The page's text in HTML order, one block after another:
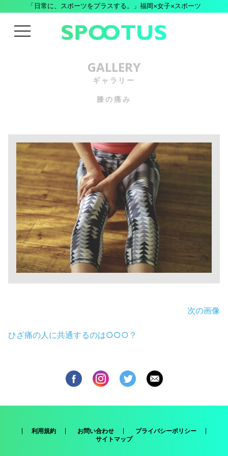
「日常に、スポーツをプラスする。」福岡×女子×スポーツ
menu
GALLERY
ギャラリー
膝の痛み
次の画像
ひざ痛の人に共通するのは○○○？
利用規約 お問い合わせ
プライバシーポリシー
サイトマップ